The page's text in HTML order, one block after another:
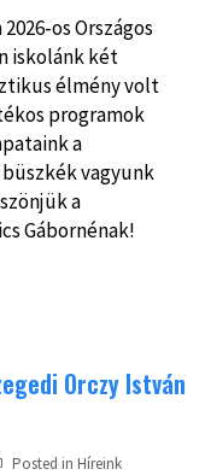
os Országos
iskolánk két
élmény volt
programok
a
vagyunk
a
Gábornénak!
Orczy István
Posted in Híreink